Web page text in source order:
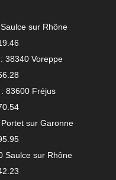
sur Rhône
38340 Voreppe
: 83600 Fréjus
sur Garonne
Saulce sur Rhône